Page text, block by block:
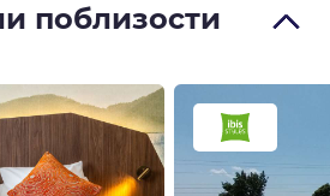
поблизости